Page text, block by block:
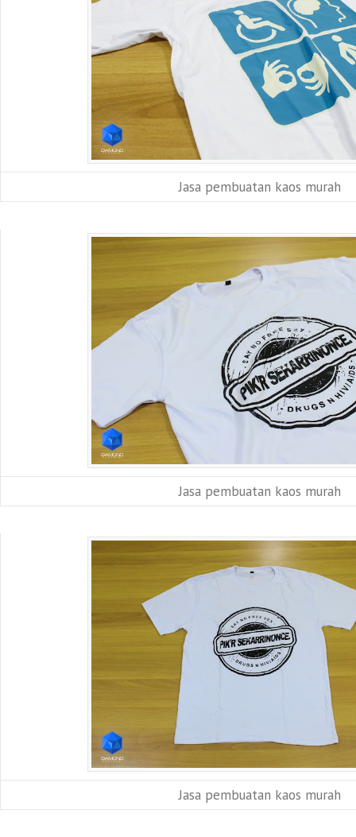
Jasa pembuatan kaos murah
Jasa pembuatan kaos murah
Jasa pembuatan kaos murah